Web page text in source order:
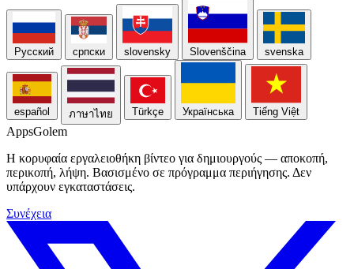
Русский српски slovensky Slovenščina svenska
español ภาษาไทย Türkçe Українська Tiếng Việt
AppsGolem
Η κορυφαία εργαλειοθήκη βίντεο για δημιουργούς — αποκοπή,
περικοπή, λήψη. Βασισμένο σε πρόγραμμα περιήγησης. Δεν
υπάρχουν εγκαταστάσεις.
Συνέχεια